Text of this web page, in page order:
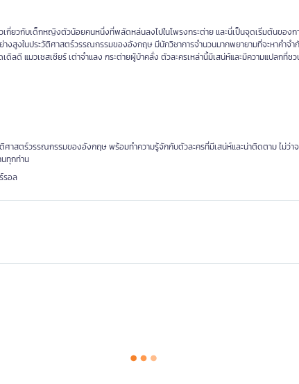
กี่ยวกับเด็กหญิงตัวน้อยคนหนึ่งที่พลัดหล่นลงไปในโพรงกระต่าย และนี่เป็นจุดเริ่มต้นขอ
สูงในประวัติศาสตร์วรรณกรรมของอังกฤษ มีนักวิชาการจำนวนมากพยายามที่จะหาคำจำ
ดิลดี แมวเชสเชียร์ เต่าจำแลง กระต่ายผู้บ้าคลั่ง ตัวละครเหล่านี้มีเสน่ห์และมีความแปลกที่ช
าสตร์วรรณกรรมของอังกฤษ พร้อมทำความรู้จักกับตัวละครที่มีเสน่ห์และน่าติดตาม ไม่ว่าจ
นทุกท่าน
รอล